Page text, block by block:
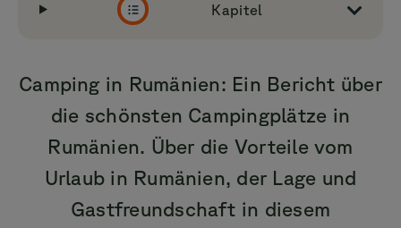
Kapitel
Camping in Rumänien: Ein Bericht über
die schönsten Campingplätze in
Rumänien. Über die Vorteile vom
Urlaub in Rumänien, der Lage und
Gastfreundschaft in diesem